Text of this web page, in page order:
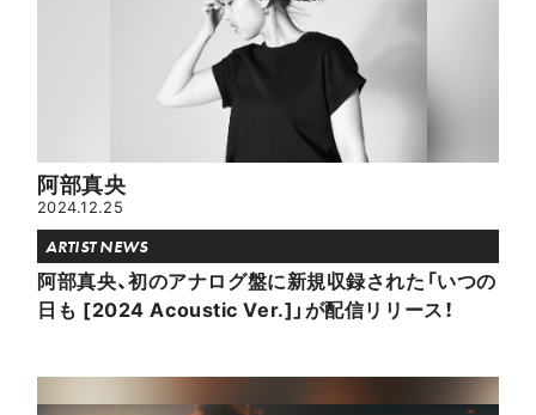
阿部真央
2024.12.25
ARTIST NEWS
阿部真央、初のアナログ盤に新規収録された「いつの
日も [2024 Acoustic Ver.]」が配信リリース！